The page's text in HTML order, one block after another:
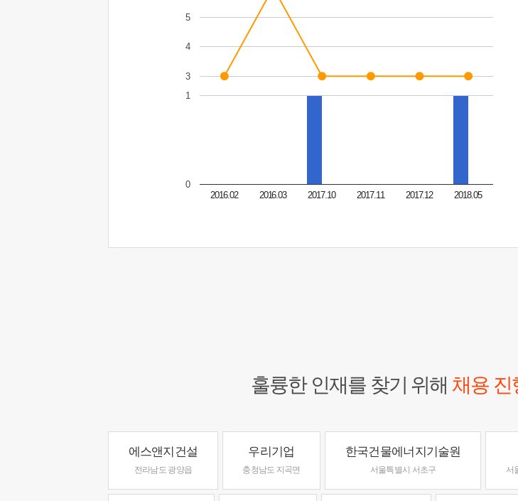
2016.02 2016.03 2017.10 2017.11 2017.12 2018.05
0
1
3
4
5
훌륭한 인재를 찾기 위해 채용 진
에스앤지건설
전라남도 광양읍
우리기업
충청남도 지곡면
한국건물에너지기술원
서울특별시 서초구 서